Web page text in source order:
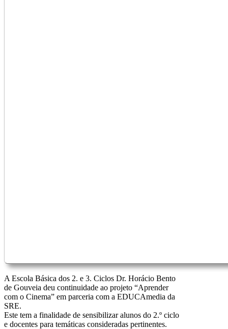
A Escola Básica dos 2. e 3. Ciclos Dr. Horácio Bento
de Gouveia deu continuidade ao projeto “Aprender
com o Cinema” em parceria com a EDUCAmedia da
SRE.
Este tem a finalidade de sensibilizar alunos do 2.º ciclo
e docentes para temáticas consideradas pertinentes.